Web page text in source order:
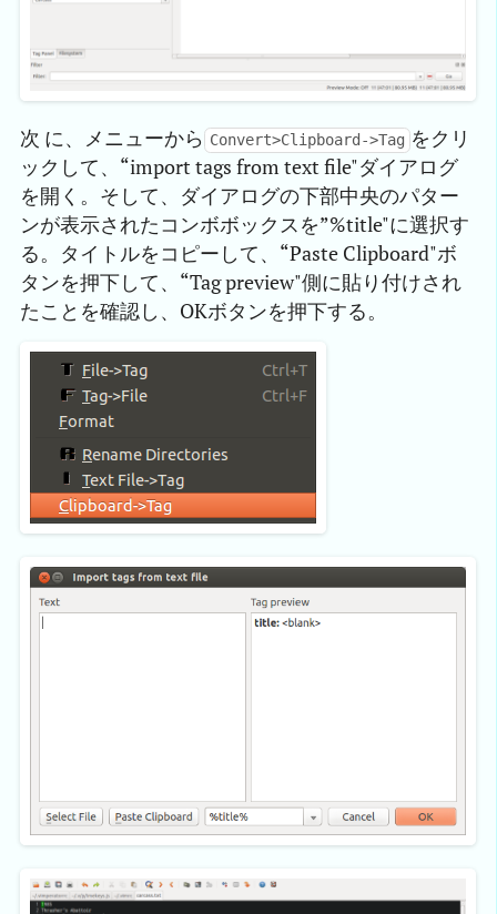
次 に、メニューから Convert>Clipboard->Tag をクリ
ックして、“import tags from text file"ダイアログ
を開く。そして、ダイアログの下部中央のパター
ンが表示されたコンボボックスを”%title"に選択す
る。タイトルをコピーして、“Paste Clipboard"ボ
タンを押下して、“Tag preview"側に貼り付けされ
たことを確認し、OKボタンを押下する。